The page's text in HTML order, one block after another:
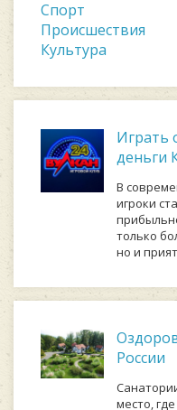
Спорт
Происшествия
Культура
Играть
деньги
В
игроки
только
но и
России
место,